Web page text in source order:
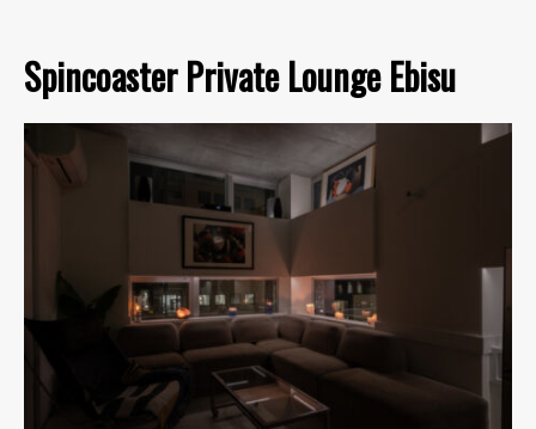
Spincoaster Private Lounge Ebisu